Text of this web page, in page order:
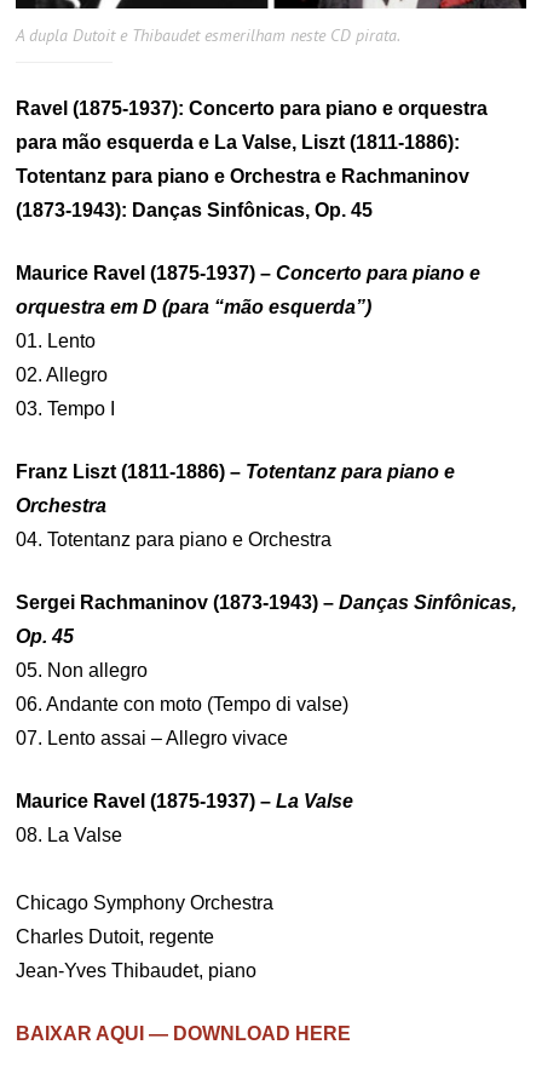
A dupla Dutoit e Thibaudet esmerilham neste CD pirata.
Ravel (1875-1937): Concerto para piano e orquestra
para mão esquerda e La Valse, Liszt (1811-1886):
Totentanz para piano e Orchestra e Rachmaninov
(1873-1943): Danças Sinfônicas, Op. 45
Maurice Ravel (1875-1937) –Concerto para piano e
orquestra em D (para “mão esquerda”)
01. Lento
02. Allegro
03. Tempo I
Franz Liszt (1811-1886) – Totentanz para piano e
Orchestra
04. Totentanz para piano e Orchestra
Sergei Rachmaninov (1873-1943) – Danças Sinfônicas,
Op. 45
05. Non allegro
06. Andante con moto (Tempo di valse)
07. Lento assai – Allegro vivace
Maurice Ravel (1875-1937) – La Valse
08. La Valse
Chicago Symphony Orchestra
Charles Dutoit, regente
Jean-Yves Thibaudet, piano
BAIXAR AQUI — DOWNLOAD HERE